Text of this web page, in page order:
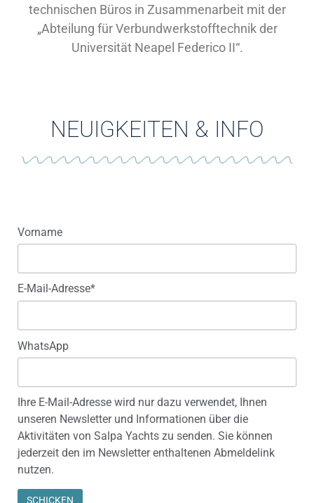
technischen Büros in Zusammenarbeit mit der
„Abteilung für Verbundwerkstofftechnik der
Universität Neapel Federico II“.
NEUIGKEITEN & INFO
Vorname
E-Mail-Adresse*
WhatsApp
Ihre E-Mail-Adresse wird nur dazu verwendet, Ihnen
unseren Newsletter und Informationen über die
Aktivitäten von Salpa Yachts zu senden. Sie können
jederzeit den im Newsletter enthaltenen Abmeldelink
nutzen.